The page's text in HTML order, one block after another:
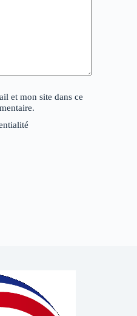
et mon site dans ce